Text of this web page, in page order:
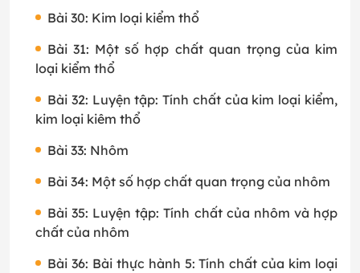
Bài 30: Kim loại kiểm thổ
Bài 31: Một số hợp chất quan trọng của kim
loại kiểm thổ
Bài 32: Luyện tập: Tính chất của kim loại kiểm,
kim loại kiêm thổ
Bài 33: Nhôm
Bài 34: Một số hợp chất quan trọng của nhôm
Bài 35: Luyện tập: Tính chất của nhôm và hợp
chất của nhôm
Bài 36: Bài thực hành 5: Tính chất của kim loại